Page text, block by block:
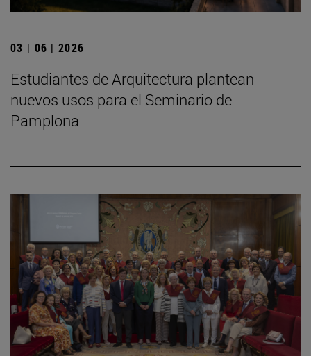
03 | 06 | 2026
Estudiantes de Arquitectura plantean
nuevos usos para el Seminario de
Pamplona